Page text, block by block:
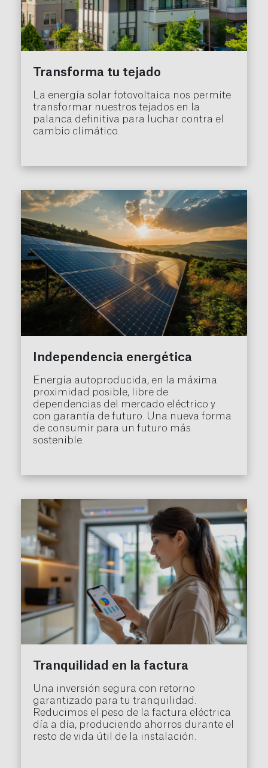
Transforma tu tejado
La energía solar fotovoltaica nos permite
transformar nuestros tejados en la
palanca definitiva para luchar contra el
cambio climático.
Independencia energética
Energía autoproducida, en la máxima
proximidad posible, libre de
dependencias del mercado eléctrico y
con garantía de futuro. Una nueva forma
de consumir para un futuro más
sostenible.
Tranquilidad en la factura
Una inversión segura con retorno
garantizado para tu tranquilidad.
Reducimos el peso de la factura eléctrica
día a día, produciendo ahorros durante el
resto de vida útil de la instalación.